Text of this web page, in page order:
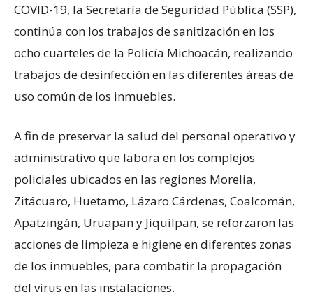
COVID-19, la Secretaría de Seguridad Pública (SSP),
continúa con los trabajos de sanitización en los
ocho cuarteles de la Policía Michoacán, realizando
trabajos de desinfección en las diferentes áreas de
uso común de los inmuebles.
A fin de preservar la salud del personal operativo y
administrativo que labora en los complejos
policiales ubicados en las regiones Morelia,
Zitácuaro, Huetamo, Lázaro Cárdenas, Coalcomán,
Apatzingán, Uruapan y Jiquilpan, se reforzaron las
acciones de limpieza e higiene en diferentes zonas
de los inmuebles, para combatir la propagación
del virus en las instalaciones.